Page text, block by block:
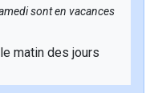
sont en vacances
matin des jours